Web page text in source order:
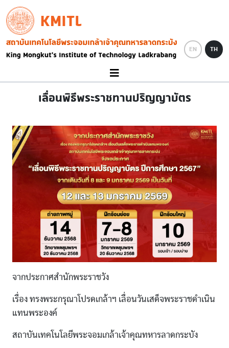
Skip to main content
KMITL
Image
EN TH
เลื่อนพิธีพระราชทานปริญญาบัตร
จากประกาศสำนักพระราชวัง
เรื่อง ทรงพระกรุณาโปรดเกล้าฯ เลื่อนวันเสด็จพระราชดำเนิน
แทนพระองค์
สถาบันเทคโนโลยีพระจอมเกล้าเจ้าคุณทหารลาดกระบัง